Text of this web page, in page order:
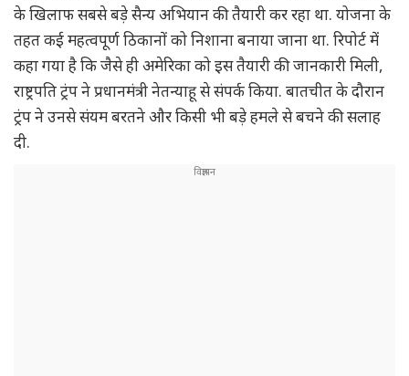
के खिलाफ सबसे बड़े सैन्य अभियान की तैयारी कर रहा था. योजना के
तहत कई महत्वपूर्ण ठिकानों को निशाना बनाया जाना था. रिपोर्ट में
कहा गया है कि जैसे ही अमेरिका को इस तैयारी की जानकारी मिली,
राष्ट्रपति ट्रंप ने प्रधानमंत्री नेतन्याहू से संपर्क किया. बातचीत के दौरान
ट्रंप ने उनसे संयम बरतने और किसी भी बड़े हमले से बचने की सलाह
दी.